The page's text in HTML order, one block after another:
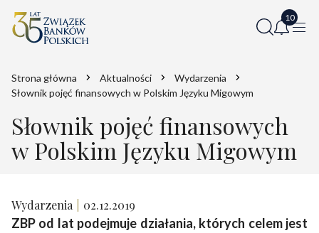
Strona główna Aktualności
Wydarzenia
Słownik pojęć finansowych w Polskim Języku Migowym
Słownik pojęć finansowych
w Polskim Języku Migowym
Wydarzenia 02.12.2019
ZBP od lat podejmuje działania, których celem jest